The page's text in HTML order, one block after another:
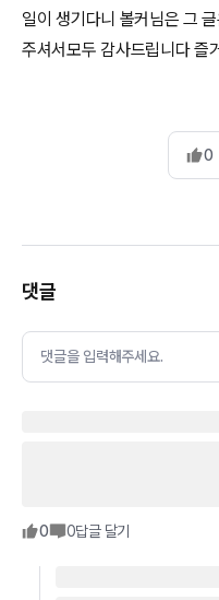
일이 생기다니 볼커님은 그
주셔서모두 감사드립니다 즐
0
댓글
댓글을 입력해주세요.
0 0답글 달기